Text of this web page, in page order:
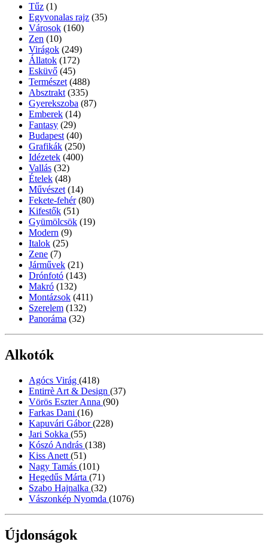
Tűz (1)
Egyvonalas rajz (35)
Városok (160)
Zen (10)
Virágok (249)
Állatok (172)
Esküvő (45)
Természet (488)
Absztrakt (335)
Gyerekszoba (87)
Emberek (14)
Fantasy (29)
Budapest (40)
Grafikák (250)
Idézetek (400)
Vallás (32)
Ételek (48)
Művészet (14)
Fekete-fehér (80)
Kifestők (51)
Gyümölcsök (19)
Modern (9)
Italok (25)
Zene (7)
Járművek (21)
Drónfotó (143)
Makró (132)
Montázsok (411)
Szerelem (132)
Panoráma (32)
Alkotók
Agócs Virág (418)
Entirrè Art & Design (37)
Vörös Eszter Anna (90)
Farkas Dani (16)
Kapuvári Gábor(228)
Jari Sokka (55)
Kószó András (138)
Kiss Anett (51)
Nagy Tamás (101)
Hegedűs Márta (71)
Szabo Hajnalka (32)
Vászonkép Nyomda (1076)
Újdonságok